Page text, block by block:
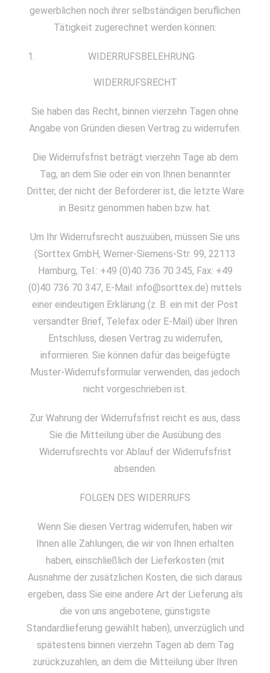
gewerblichen noch ihrer selbständigen beruflichen
Tätigkeit zugerechnet werden können:
WIDERRUFSBELEHRUNG
WIDERRUFSRECHT
Sie haben das Recht, binnen vierzehn Tagen ohne
Angabe von Gründen diesen Vertrag zu widerrufen.
Die Widerrufsfrist beträgt vierzehn Tage ab dem
Tag, an dem Sie oder ein von Ihnen benannter
Dritter, der nicht der Beförderer ist, die letzte Ware
in Besitz genommen haben bzw. hat.
Um Ihr Widerrufsrecht auszuüben, müssen Sie uns
(Sorttex GmbH, Werner-Siemens-Str. 99, 22113
Hamburg, Tel.: +49 (0)40 736 70 345, Fax: +49
(0)40 736 70 347, E-Mail: info@sorttex.de) mittels
einer eindeutigen Erklärung (z. B. ein mit der Post
versandter Brief, Telefax oder E-Mail) über Ihren
Entschluss, diesen Vertrag zu widerrufen,
informieren. Sie können dafür das beigefügte
Muster-Widerrufsformular verwenden, das jedoch
nicht vorgeschrieben ist.
Zur Wahrung der Widerrufsfrist reicht es aus, dass
Sie die Mitteilung über die Ausübung des
Widerrufsrechts vor Ablauf der Widerrufsfrist
absenden.
FOLGEN DES WIDERRUFS
Wenn Sie diesen Vertrag widerrufen, haben wir
Ihnen alle Zahlungen, die wir von Ihnen erhalten
haben, einschließlich der Lieferkosten (mit
Ausnahme der zusätzlichen Kosten, die sich daraus
ergeben, dass Sie eine andere Art der Lieferung als
die von uns angebotene, günstigste
Standardlieferung gewählt haben), unverzüglich und
spätestens binnen vierzehn Tagen ab dem Tag
zurückzuzahlen, an dem die Mitteilung über Ihren